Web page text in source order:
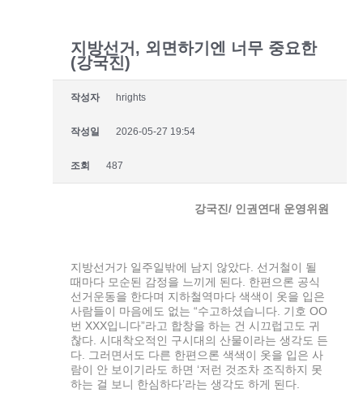
지방선거, 외면하기엔 너무 중요한
(강국진)
작성자 hrights
작성일 2026-05-27 19:54
조회 487
강국진 / 인권연대 운영위원
지방선거가 일주일밖에 남지 않았다. 선거철이 될
때마다 모순된 감정을 느끼게 된다. 한편으론 공식
선거운동을 한다며 지하철역마다 색색이 옷을 입은
사람들이 마음에도 없는 “수고하셨습니다. 기호 OO
번 XXX입니다”라고 합창을 하는 건 시끄럽고도 귀
찮다. 시대착오적인 구시대의 산물이라는 생각도 든
다. 그러면서도 다른 한편으론 색색이 옷을 입은 사
람이 안 보이기라도 하면 ‘저런 것조차 조직하지 못
하는 걸 보니 한심하다’라는 생각도 하게 된다.